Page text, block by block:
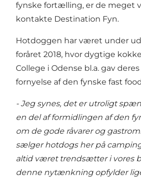
fynske fortælling, er de meget
kontakte Destination Fyn.
Hotdoggen har været under
foråret 2018, hvor dygtige
College i Odense bl.a. gav
fornyelse af den fynske fast
- Jeg synes, det er utroligt
en del af formidlingen af den
om de gode råvarer og
sælger hotdogs her på
altid været trendsætter i vores
denne nytænkning opfylder